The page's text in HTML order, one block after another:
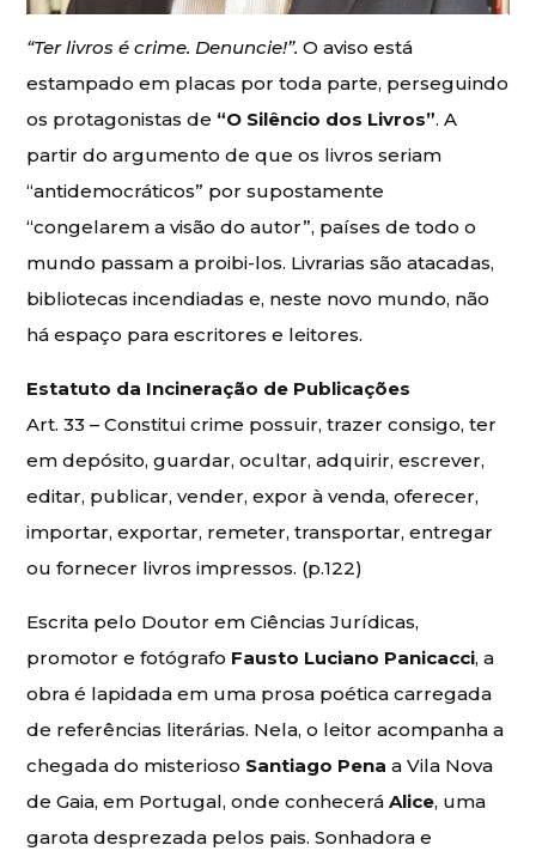
“Ter livros é crime. Denuncie!”. O aviso está
estampado em placas por toda parte, perseguindo
os protagonistas de “O Silêncio dos Livros”. A
partir do argumento de que os livros seriam
“antidemocráticos” por supostamente
“congelarem a visão do autor”, países de todo o
mundo passam a proibi-los. Livrarias são atacadas,
bibliotecas incendiadas e, neste novo mundo, não
há espaço para escritores e leitores.
Estatuto da Incineração de Publicações
Art. 33 – Constitui crime possuir, trazer consigo, ter
em depósito, guardar, ocultar, adquirir, escrever,
editar, publicar, vender, expor à venda, oferecer,
importar, exportar, remeter, transportar, entregar
ou fornecer livros impressos. (p.122)
Escrita pelo Doutor em Ciências Jurídicas,
promotor e fotógrafo Fausto Luciano Panicacci, a
obra é lapidada em uma prosa poética carregada
de referências literárias. Nela, o leitor acompanha a
chegada do misterioso Santiago Pena a Vila Nova
de Gaia, em Portugal, onde conheceráAlice, uma
garota desprezada pelos pais. Sonhadora e